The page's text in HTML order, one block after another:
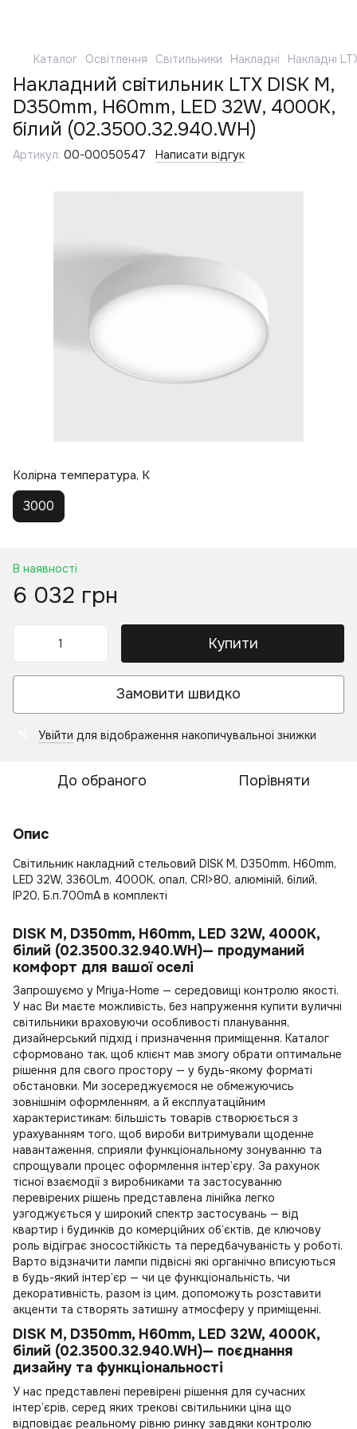
Каталог Освітлення Світильники Накладні Накладні
Накладний світильник LTX DISK M,
D350mm, H60mm, LED 32W, 4000К,
білий (02.3500.32.940.WH)
Артикул: 00-00050547 Написати відгук
Колірна температура, K
3000
В наявності
6 032 грн
Купити
Замовити швидко
Увійти для відображення накопичувальної знижки
До обраного Порівняти
Опис
Світильник накладний стельовий DISK M, D350mm, H60mm,
LED 32W, 3360Lm, 4000К, опал, CRI>80, алюміній, білий,
IP20, Б.п.700mA в комплекті
DISK M, D350mm, H60mm, LED 32W, 4000К,
білий (02.3500.32.940.WH)— продуманий
комфорт для вашої оселі
Запрошуємо у Mriya-Home — середовищі контролю якості.
У нас Ви маєте можливість, без напруження купити вуличні
світильники враховуючи особливості планування,
дизайнерський підхід і призначення приміщення. Каталог
сформовано так, щоб клієнт мав змогу обрати оптимальне
рішення для свого простору — у будь-якому форматі
обстановки. Ми зосереджуємося не обмежуючись
зовнішнім оформленням, а й експлуатаційним
характеристикам: більшість товарів створюється з
урахуванням того, щоб вироби витримували щоденне
навантаження, сприяли функціональному зонуванню та
спрощували процес оформлення інтер’єру. За рахунок
тісної взаємодії з виробниками та застосуванню
перевірених рішень представлена лінійка легко
узгоджується у широкий спектр застосувань — від
квартир і будинків до комерційних об’єктів, де ключову
роль відіграє зносостійкість та передбачуваність у роботі.
Варто відзначити лампи підвісні які органічно вписуються
в будь-який інтер’єр — чи це функціональність, чи
декоративність, разом із цим, допоможуть розставити
акценти та створять затишну атмосферу у приміщенні.
DISK M, D350mm, H60mm, LED 32W, 4000К,
білий (02.3500.32.940.WH)— поєднання
дизайну та функціональності
У нас представлені перевірені рішення для сучасних
інтер’єрів, серед яких трекові світильники ціна що
відповідає реальному рівню ринку завдяки контролю